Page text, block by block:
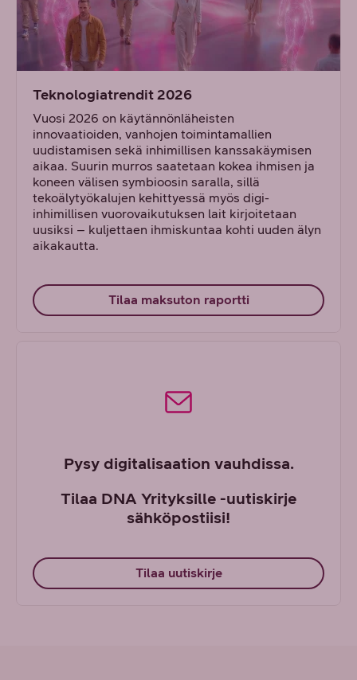
Teknologiatrendit 2026
Vuosi 2026 on käytännönläheisten
innovaatioiden, vanhojen toimintamallien
uudistamisen sekä inhimillisen kanssakäymisen
aikaa. Suurin murros saatetaan kokea ihmisen ja
koneen välisen symbioosin saralla, sillä
tekoälytyökalujen kehittyessä myös digi-
inhimillisen vuorovaikutuksen lait kirjoitetaan
uusiksi – kuljettaen ihmiskuntaa kohti uuden älyn
aikakautta.
Tilaa maksuton raportti
Pysy digitalisaation vauhdissa.
Tilaa DNA Yrityksille -uutiskirje
sähköpostiisi!
Tilaa uutiskirje